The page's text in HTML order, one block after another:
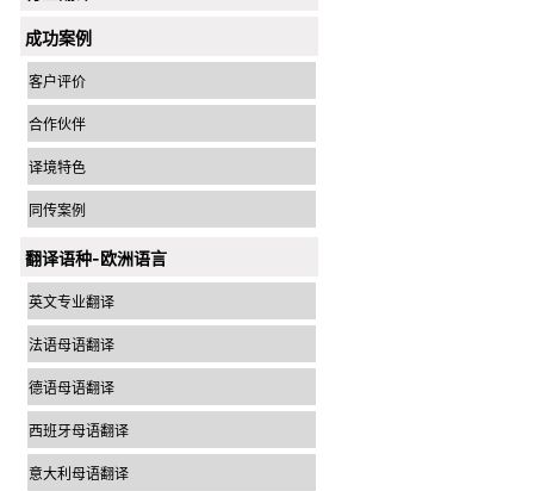
成功案例
客户评价
合作伙伴
译境特色
同传案例
翻译语种-欧洲语言
英文专业翻译
法语母语翻译
德语母语翻译
西班牙母语翻译
意大利母语翻译